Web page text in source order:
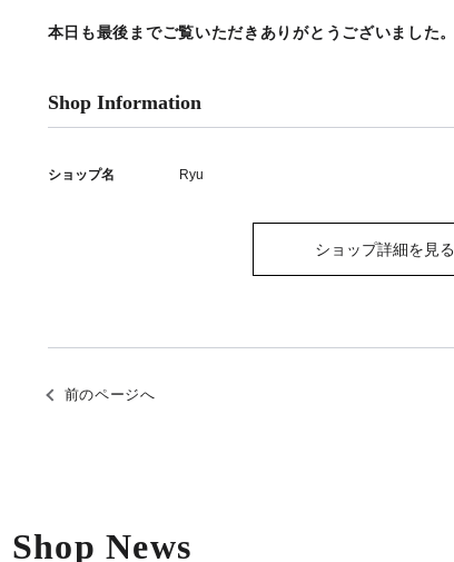
本日も最後までご覧いただきありがとうございました。
Shop Information
ショップ名 Ryu
ショップ詳細を見る
前のページへ
Shop News